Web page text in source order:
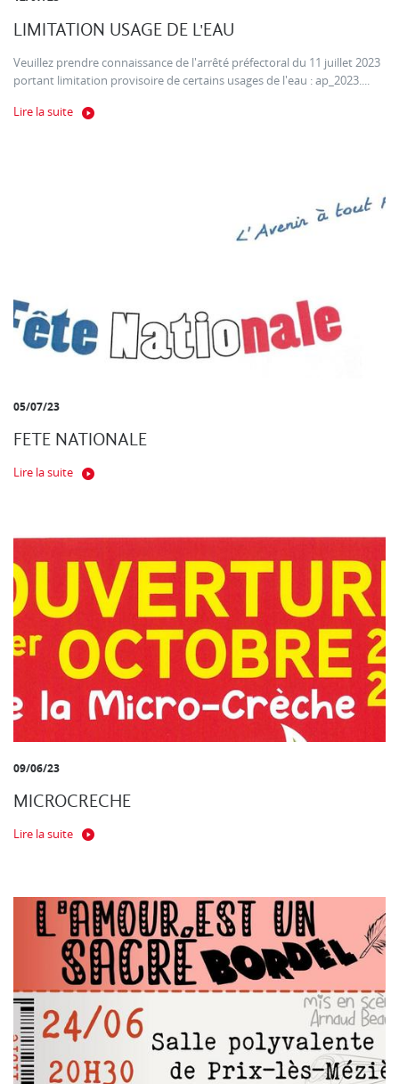
LIMITATION USAGE DE L'EAU
Veuillez prendre connaissance de l'arrêté préfectoral du 11 juillet 2023
portant limitation provisoire de certains usages de l'eau : ap_2023....
Lire la suite
05/07/23
FETE NATIONALE
Lire la suite
09/06/23
MICROCRECHE
Lire la suite